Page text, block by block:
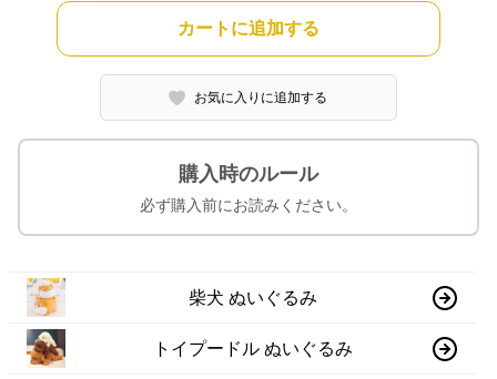
カートに追加する
お気に入りに追加する
購入時のルール
必ず購入前にお読みください。
柴犬 ぬいぐるみ
トイプードル ぬいぐるみ